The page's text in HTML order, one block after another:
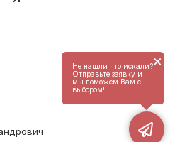
Не нашли что искали?
Отправьте заявку и
мы поможем Вам с
выбором!
×